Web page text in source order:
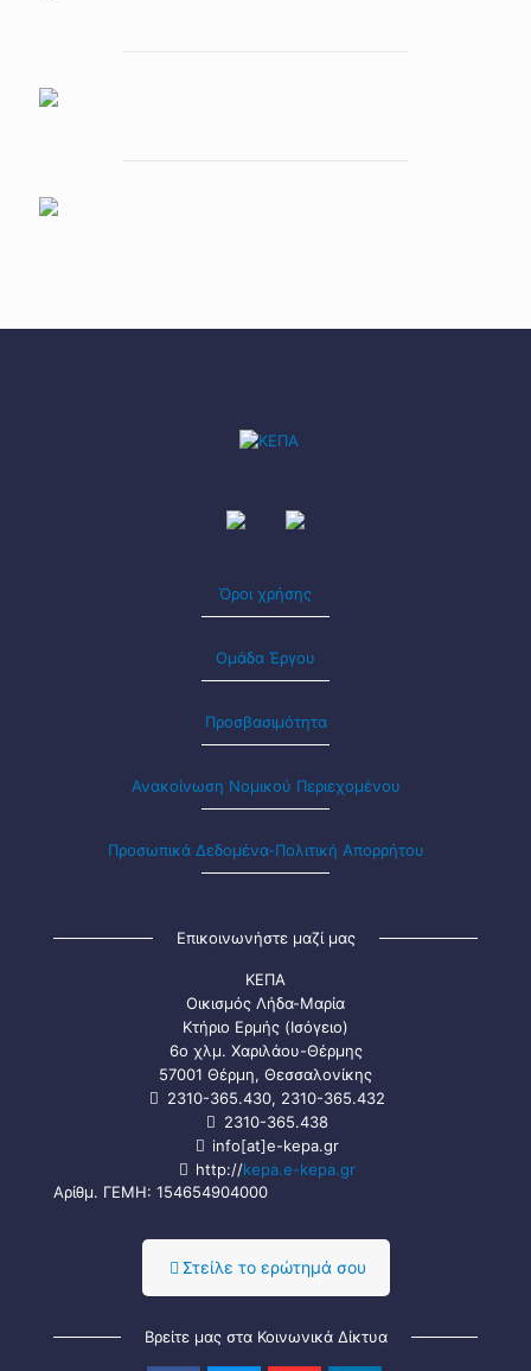
Όροι χρήσης
Ομάδα Έργου
Προσβασιμότητα
Ανακοίνωση Νομικού Περιεχομένου
Προσωπικά Δεδομένα-Πολιτική Απορρήτου
Επικοινωνήστε μαζί μας
ΚΕΠΑ
Οικισμός Λήδα-Μαρία
Κτήριο Ερμής (Ισόγειο)
6ο χλμ. Χαριλάου-Θέρμης
57001 Θέρμη, Θεσσαλονίκης
2310-365.430, 2310-365.432
2310-365.438
info[at]e-kepa.gr
http://kepa.e-kepa.gr
Αρίθμ. ΓΕΜΗ: 154654904000
Στείλε τo ερώτημά σου
Βρείτε μας στα Κοινωνικά Δίκτυα